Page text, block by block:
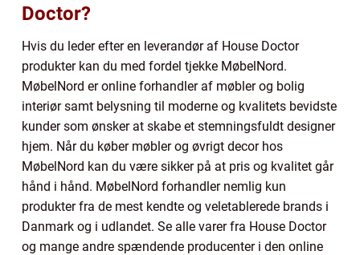
Doctor?
Hvis du leder efter en leverandør af House Doctor
produkter kan du med fordel tjekke MøbelNord.
MøbelNord er online forhandler af møbler og bolig
interiør samt belysning til moderne og kvalitets bevidste
kunder som ønsker at skabe et stemningsfuldt designer
hjem. Når du køber møbler og øvrigt decor hos
MøbelNord kan du være sikker på at pris og kvalitet går
hånd i hånd. MøbelNord forhandler nemlig kun
produkter fra de mest kendte og veletablerede brands i
Danmark og i udlandet. Se alle varer fra House Doctor
og mange andre spændende producenter i den online